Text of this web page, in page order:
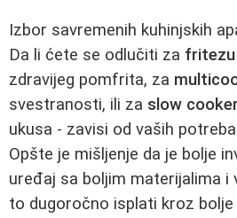
Izbor savremenih kuhinjskih
Da li ćete se odlučiti za fritezu
zdravijeg pomfrita, za
svestranosti, ili za slow cooker
ukusa - zavisi od vaših
Opšte je mišljenje da je bolje
uređaj sa boljim materijalima i
to dugoročno isplati kroz